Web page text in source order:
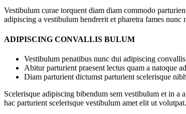
Vestibulum curae torquent diam diam commodo
adipiscing a vestibulum hendrerit et pharetra fames nunc
ADIPISCING CONVALLIS BULUM
Vestibulum penatibus nunc dui adipiscing
Abitur parturient praesent lectus quam a natoque
Diam parturient dictumst parturient scelerisque
Scelerisque adipiscing bibendum sem vestibulum et in a
hac parturient scelerisque vestibulum amet elit ut volutpat.